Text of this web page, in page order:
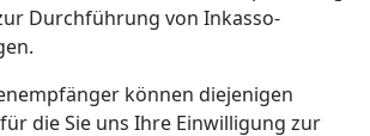
Durchführung von Inkasso-
können diejenigen
die Sie uns Ihre Einwilligung zur